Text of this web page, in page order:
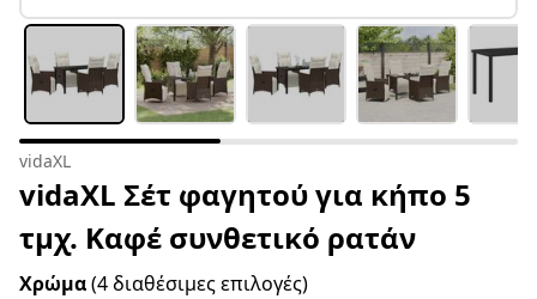
vidaXL
vidaXL Σέτ φαγητού για κήπο 5
τμχ. Καφέ συνθετικό ρατάν
Χρώμα(4 διαθέσιμες επιλογές)